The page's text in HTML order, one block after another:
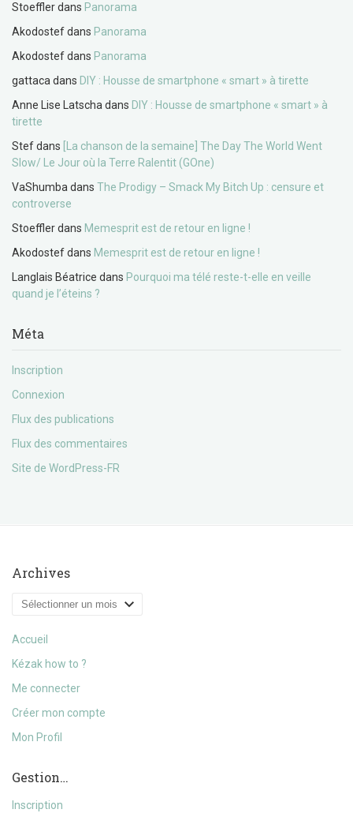
Stoefflerdans Panorama
Akodostefdans Panorama
Akodostefdans Panorama
gattaca dans DIY : Housse de smartphone « smart » à tirette
Anne Lise Latscha dans DIY : Housse de smartphone « smart » à
tirette
Stefdans
[La chanson de la semaine] The Day The World Went
Slow/ Le Jour où la Terre Ralentit (GOne)
VaShumba dans The Prodigy – Smack My Bitch Up : censure et
controverse
Stoefflerdans Memesprit est de retour en ligne !
Akodostefdans Memesprit est de retour en ligne !
Langlais Béatrice dans Pourquoi ma télé reste-t-elle en veille
quand je l’éteins ?
Méta
Inscription
Connexion
Flux des publications
Flux des commentaires
Site de WordPress-FR
Archives
Archives
Accueil
Kézak how to ?
Me connecter
Créer mon compte
Mon Profil
Gestion…
Inscription